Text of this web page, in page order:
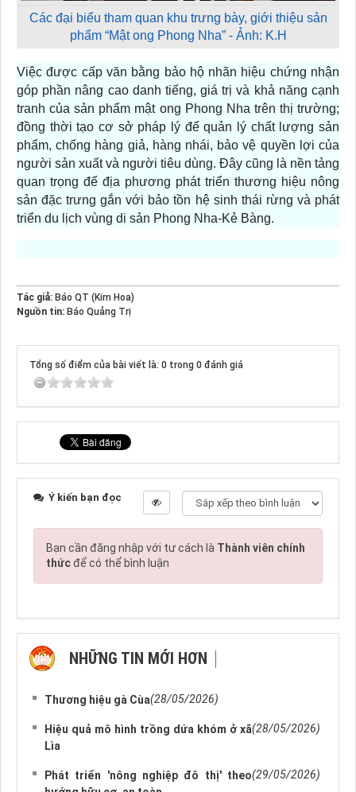
Các đại biểu tham quan khu trưng bày, giới thiệu sản
phẩm “Mật ong Phong Nha” - Ảnh: K.H
Việc được cấp văn bằng bảo hộ nhãn hiệu chứng nhận
góp phần nâng cao danh tiếng, giá trị và khả năng cạnh
tranh của sản phẩm mật ong Phong Nha trên thị trường;
đồng thời tạo cơ sở pháp lý để quản lý chất lượng sản
phẩm, chống hàng giả, hàng nhái, bảo vệ quyền lợi của
người sản xuất và người tiêu dùng. Đây cũng là nền tảng
quan trọng để địa phương phát triển thương hiệu nông
sản đặc trưng gắn với bảo tồn hệ sinh thái rừng và phát
triển du lịch vùng di sản Phong Nha-Kẻ Bàng.
Tác giả: Báo QT (Kim Hoa)
Nguồn tin: Báo Quảng Trị
Tổng số điểm của bài viết là: 0 trong 0 đánh giá
Ý kiến bạn đọc
Bạn cần đăng nhập với tư cách là Thành viên chính
thứcđể có thể bình luận
NHỮNG TIN MỚI HƠN
Thương hiệu gà Cùa(28/05/2026)
Hiệu quả mô hình trồng dứa khóm ở xã
Lìa
(28/05/2026)
Phát triển 'nông nghiệp đô thị' theo(29/05/2026)